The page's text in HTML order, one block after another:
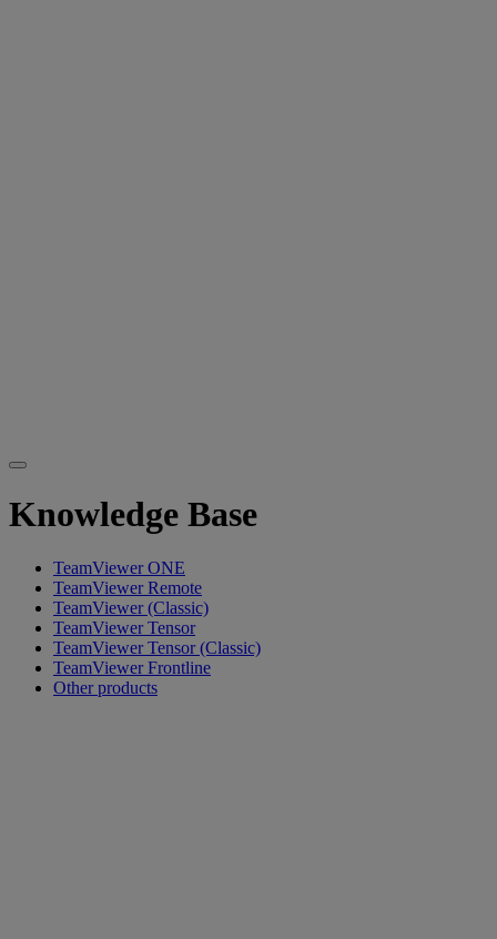
Knowledge Base
TeamViewer ONE
TeamViewer Remote
TeamViewer (Classic)
TeamViewer Tensor
TeamViewer Tensor (Classic)
TeamViewer Frontline
Other products